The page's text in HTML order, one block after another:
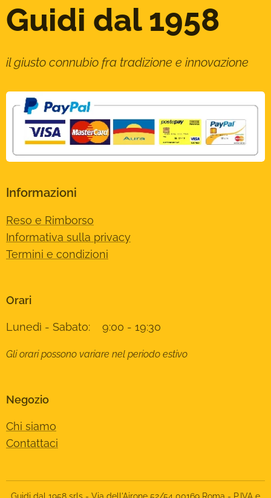
Guidi dal 1958
il giusto connubio fra tradizione e innovazione
Informazioni
Reso e Rimborso
Informativa sulla privacy
Termini e condizioni
Orari
Lunedì - Sabato: 9:00 - 19:30
Gli orari possono variare nel periodo estivo
Negozio
Chi siamo
Contattaci